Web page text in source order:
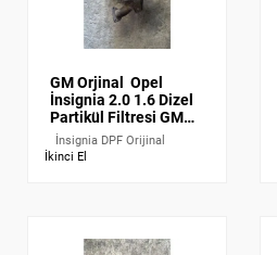
GM Orjinal
İnsignia 2.0 1.6 Dizel
Partikül Filtresi GM
Orijinal DPF
İnsignia DPF Orijinal
İkinci El